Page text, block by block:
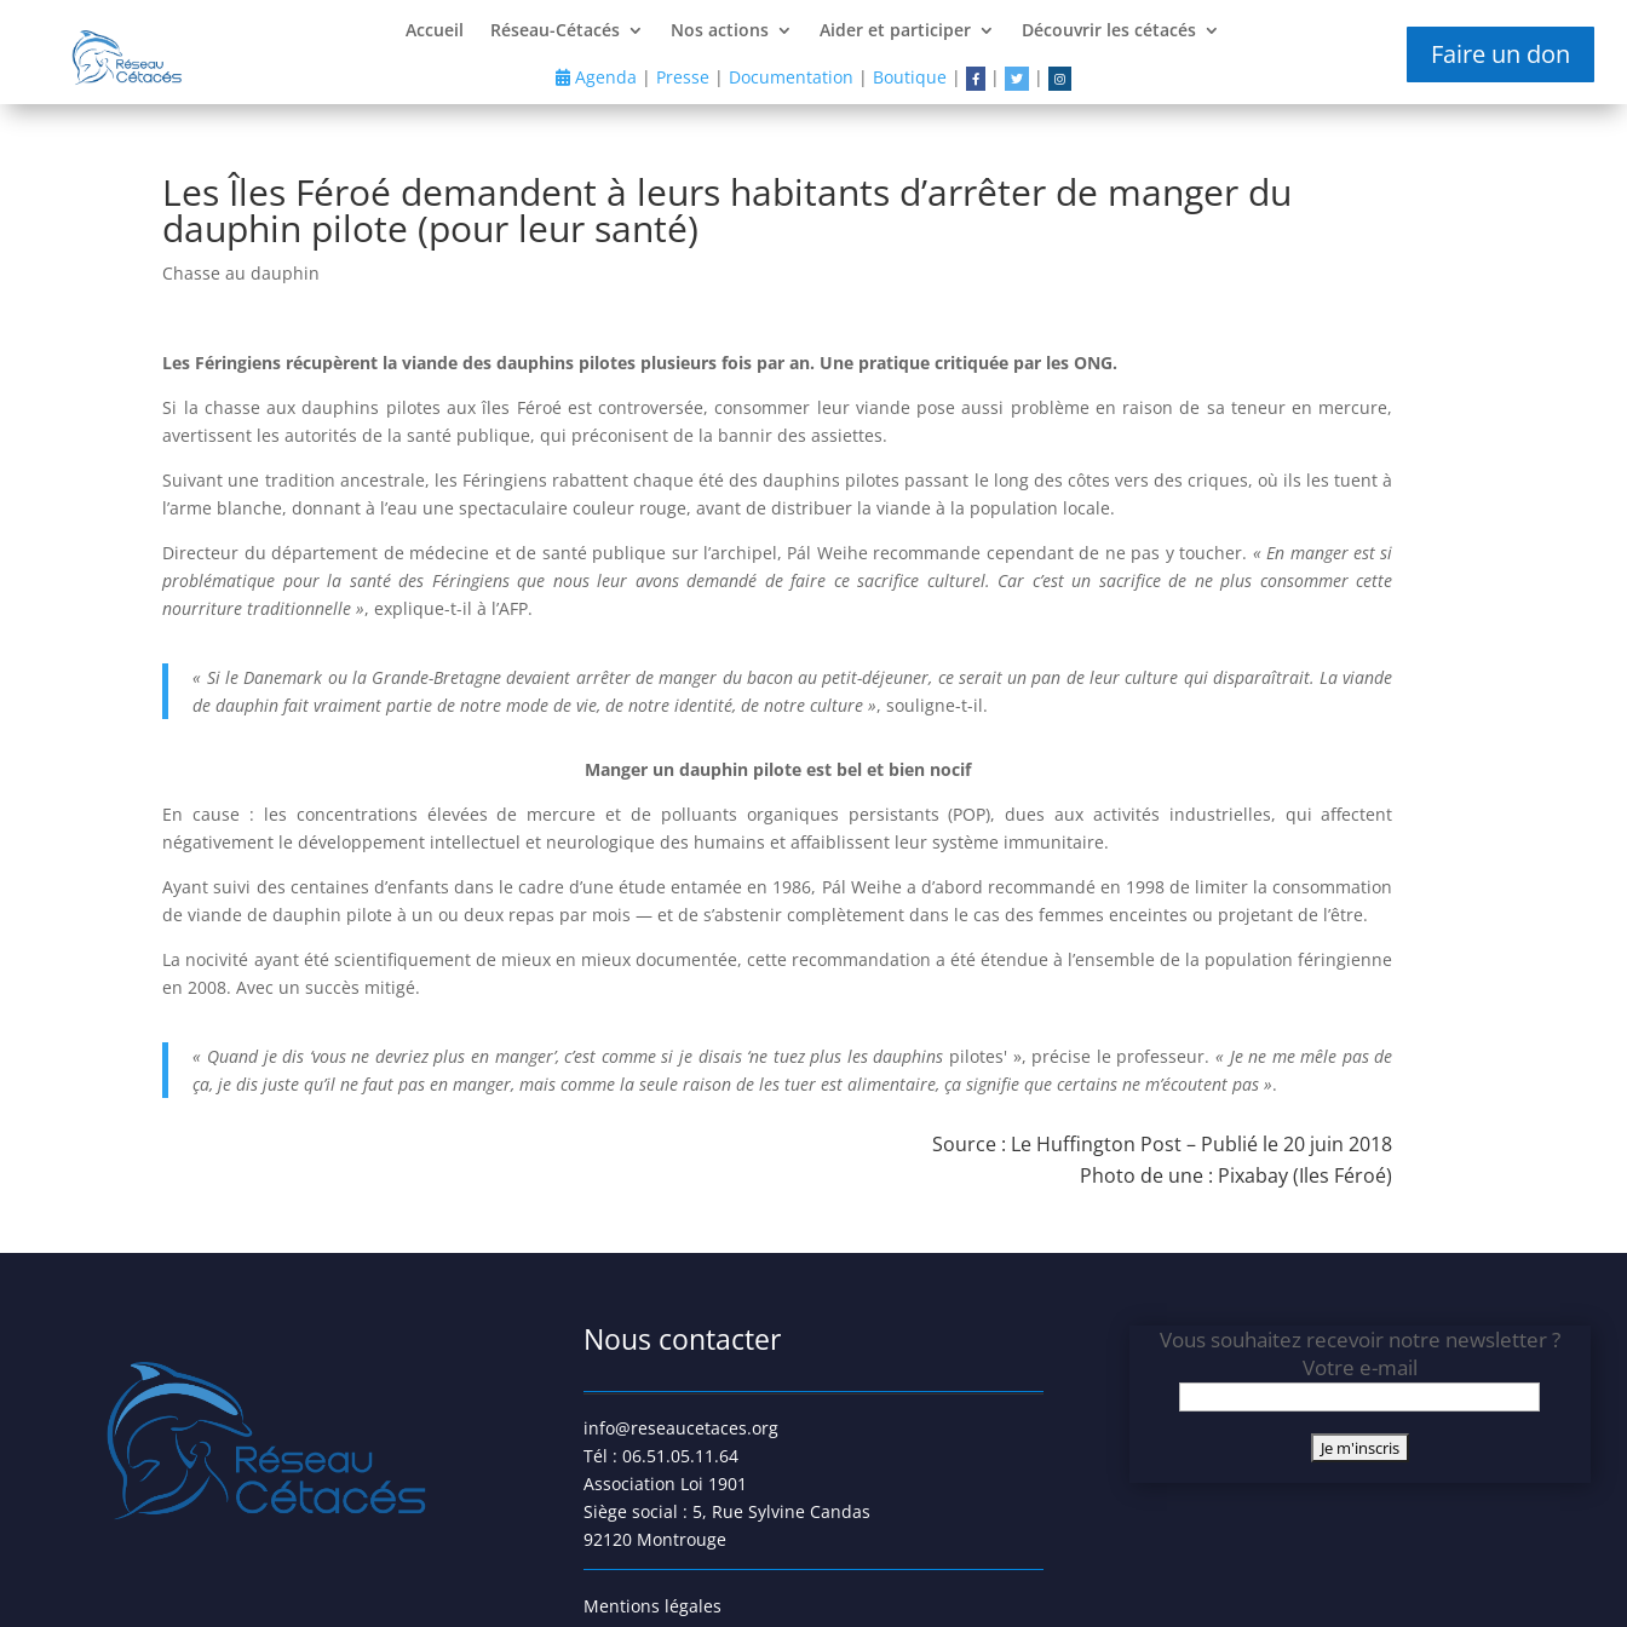
Accueil Réseau-Cétacés Nos actions Aider et participer Découvrir les cétacés
Agenda | Presse| Documentation | Boutique| | |
Faire un don
Les Îles Féroé demandent à leurs habitants d’arrêter de manger du
dauphin pilote (pour leur santé)
Chasse au dauphin
Les Féringiens récupèrent la viande des dauphins pilotes plusieurs fois par an. Une pratique critiquée par les ONG.
Si la chasse aux dauphins pilotes aux îles Féroé est controversée, consommer leur viande pose aussi problème en raison de sa teneur en mercure,
avertissent les autorités de la santé publique, qui préconisent de la bannir des assiettes.
Suivant une tradition ancestrale, les Féringiens rabattent chaque été des dauphins pilotes passant le long des côtes vers des criques, où ils les tuent à
l’arme blanche, donnant à l’eau une spectaculaire couleur rouge, avant de distribuer la viande à la population locale.
Directeur du département de médecine et de santé publique sur l’archipel, Pál Weihe recommande cependant de ne pas y toucher. « En manger est si
problématique pour la santé des Féringiens que nous leur avons demandé de faire ce sacrifice culturel. Car c’est un sacrifice de ne plus consommer cette
nourriture traditionnelle », explique-t-il à l’AFP.
« Si le Danemark ou la Grande-Bretagne devaient arrêter de manger du bacon au petit-déjeuner, ce serait un pan de leur culture qui disparaîtrait. La viande
de dauphin fait vraiment partie de notre mode de vie, de notre identité, de notre culture », souligne-t-il.
Manger un dauphin pilote est bel et bien nocif
En cause : les concentrations élevées de mercure et de polluants organiques persistants (POP), dues aux activités industrielles, qui affectent
négativement le développement intellectuel et neurologique des humains et affaiblissent leur système immunitaire.
Ayant suivi des centaines d’enfants dans le cadre d’une étude entamée en 1986, Pál Weihe a d’abord recommandé en 1998 de limiter la consommation
de viande de dauphin pilote à un ou deux repas par mois — et de s’abstenir complètement dans le cas des femmes enceintes ou projetant de l’être.
La nocivité ayant été scientifiquement de mieux en mieux documentée, cette recommandation a été étendue à l’ensemble de la population féringienne
en 2008. Avec un succès mitigé.
« Quand je dis ‘vous ne devriez plus en manger’, c’est comme si je disais ‘ne tuez plus les dauphins pilotes' », précise le professeur. « Je ne me mêle pas de
ça, je dis juste qu’il ne faut pas en manger, mais comme la seule raison de les tuer est alimentaire, ça signifie que certains ne m’écoutent pas ».
Source : Le Huffington Post– Publié le 20 juin 2018
Photo de une : Pixabay(Iles Féroé)
Nous contacter
info@reseaucetaces.org
Tél : 06.51.05.11.64
Association Loi 1901
Siège social : 5, Rue Sylvine Candas
92120 Montrouge
Mentions légales
Vous souhaitez recevoir notre newsletter ?
Votre e-mail